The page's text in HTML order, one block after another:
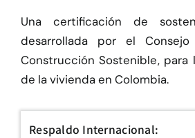
Una certificación de
desarrollada por el
Construcción Sostenible, para
de la vivienda en Colombia.
Respaldo Internacional: